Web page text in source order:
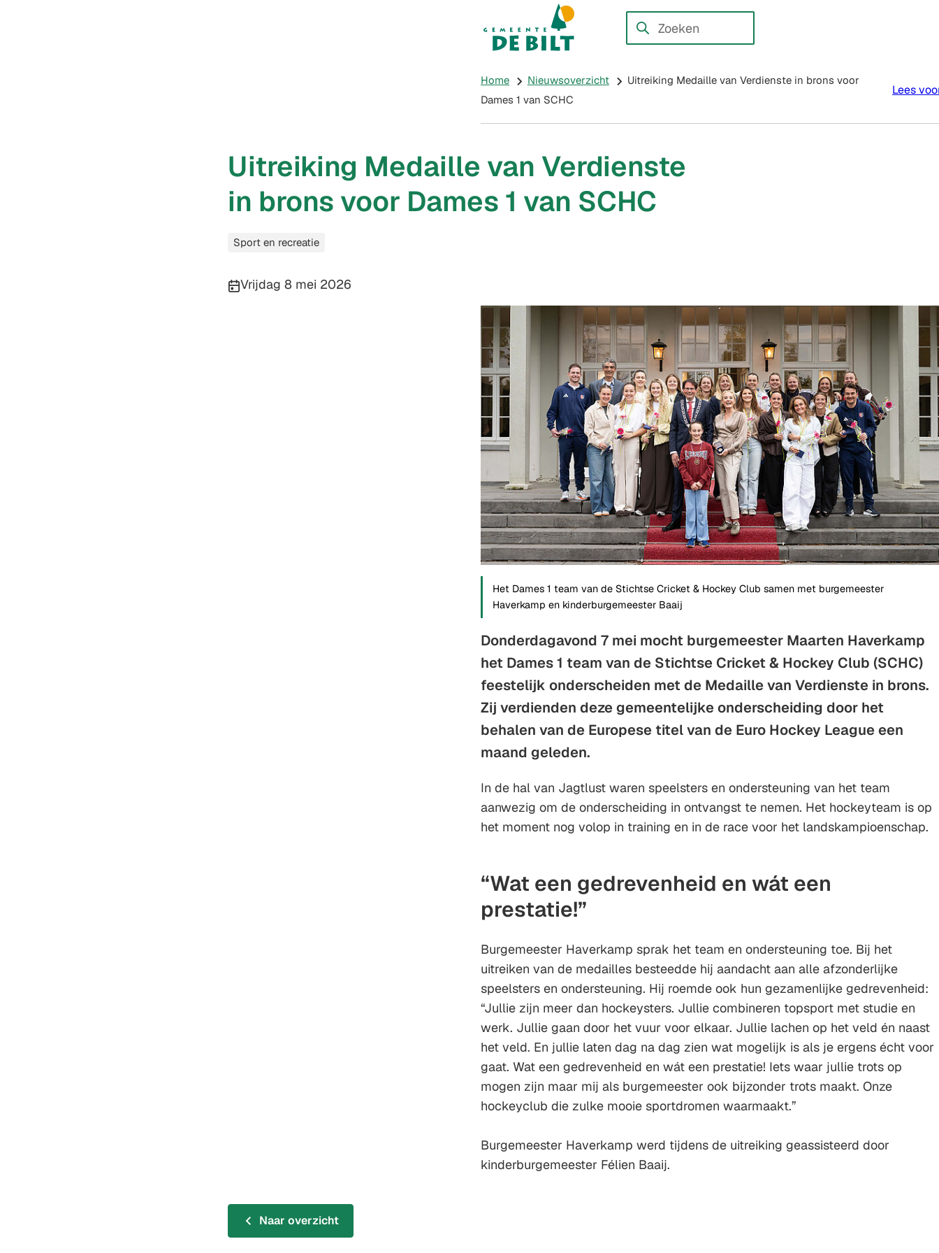
Mijn De Bilt
(Verwijst naar een externe website)
Zoeken
Wanneer
beschikbaar
hierdoor
navigeren
door
pijl
gebruiken.
Gebruik
de
enter-
toets
om
een
waarde
te
selecteren.
Home Nieuwsoverzicht
Uitreiking Medaille van Verdienste in brons voor
Dames 1 van SCHC
Lees
Uitreiking Medaille van Verdienste
in brons voor Dames 1 van SCHC
Sport en recreatie
Publicatiedatum:
Vrijdag 8 mei 2026
Het Dames 1 team van de Stichtse Cricket & Hockey Club samen met burgemeester
Haverkamp en kinderburgemeester Baaij
Donderdagavond 7 mei mocht burgemeester Maarten Haverkamp
het Dames 1 team van de Stichtse Cricket & Hockey Club (SCHC)
feestelijk onderscheiden met de Medaille van Verdienste in brons.
Zij verdienden deze gemeentelijke onderscheiding door het
behalen van de Europese titel van de Euro Hockey League een
maand geleden.
In de hal van Jagtlust waren speelsters en ondersteuning van het team
aanwezig om de onderscheiding in ontvangst te nemen. Het hockeyteam is op
het moment nog volop in training en in de race voor het landskampioenschap.
“Wat een gedrevenheid en wát een
prestatie!”
Burgemeester Haverkamp sprak het team en ondersteuning toe. Bij het
uitreiken van de medailles besteedde hij aandacht aan alle afzonderlijke
speelsters en ondersteuning. Hij roemde ook hun gezamenlijke gedrevenheid:
“Jullie zijn meer dan hockeysters. Jullie combineren topsport met studie en
werk. Jullie gaan door het vuur voor elkaar. Jullie lachen op het veld én naast
het veld. En jullie laten dag na dag zien wat mogelijk is als je ergens écht voor
gaat. Wat een gedrevenheid en wát een prestatie! Iets waar jullie trots op
mogen zijn maar mij als burgemeester ook bijzonder trots maakt. Onze
hockeyclub die zulke mooie sportdromen waarmaakt.”
Burgemeester Haverkamp werd tijdens de uitreiking geassisteerd door
kinderburgemeester Félien Baaij.
Naar overzicht